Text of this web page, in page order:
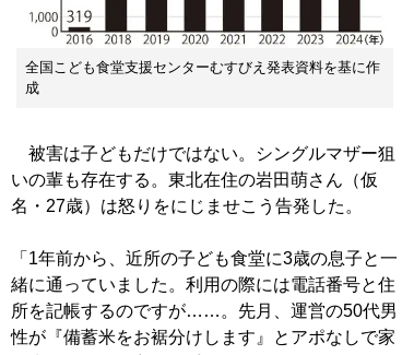
全国こども食堂支援センターむすびえ発表資料を基に作
成
被害は子どもだけではない。シングルマザー狙
いの輩も存在する。東北在住の岩田萌さん（仮
名・27歳）は怒りをにじませこう告発した。
「1年前から、近所の子ども食堂に3歳の息子と一
緒に通っていました。利用の際には電話番号と住
所を記帳するのですが……。先月、運営の50代男
性が『備蓄米をお裾分けします』とアポなしで家